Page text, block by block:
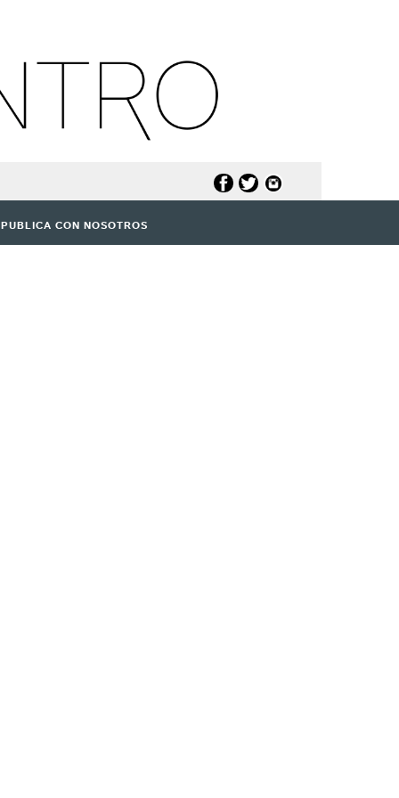
PUBLICA CON NOSOTROS